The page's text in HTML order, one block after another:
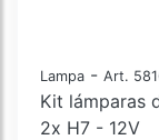
Lampa - Art.
Kit lámparas
2x H7 - 12V